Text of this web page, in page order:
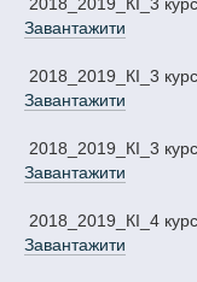
2018_2019_КІ_3
Завантажити
2018_2019_КІ_3
Завантажити
2018_2019_КІ_3
Завантажити
2018_2019_КІ_4
Завантажити